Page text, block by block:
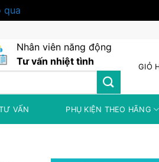
qua
Nhân viên năng động
Tư vấn nhiệt tình
GIỎ
VẤN PHỤ KIỆN THEO HÃNG